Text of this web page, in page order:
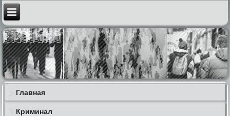
Главная
Криминал